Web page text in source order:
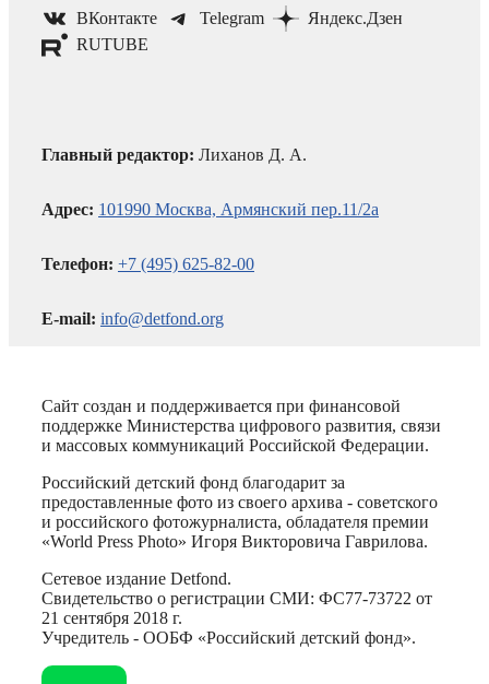
ВКонтакте Telegram
Яндекс.Дзен
RUTUBE
Главный редактор: Лиханов Д. А.
Адрес: 101990 Москва, Армянский пер.11/2а
Телефон: +7 (495) 625-82-00
E-mail: info@detfond.org
Сайт создан и поддерживается при финансовой
поддержке Министерства цифрового развития, связи
и массовых коммуникаций Российской Федерации.
Российский детский фонд благодарит за
предоставленные фото из своего архива - советского
и российского фотожурналиста, обладателя премии
«World Press Photo» Игоря Викторовича Гаврилова.
Сетевое издание Detfond.
Свидетельство о регистрации СМИ: ФС77-73722 от
21 сентября 2018 г.
Учредитель - ООБФ «Российский детский фонд».